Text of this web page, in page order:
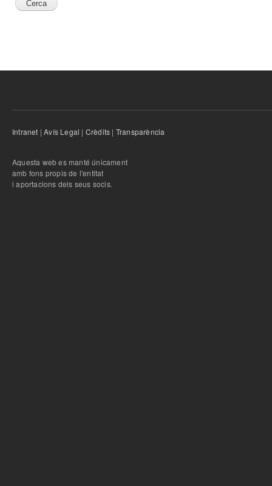
Intranet |Avís Legal | Crèdits | Transparència
Aquesta web es manté únicament
amb fons propis de l'entitat
i aportacions dels seus socis.